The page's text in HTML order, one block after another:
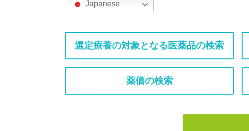
Japanese
選定療養の対象となる医薬品の検索
薬価の検索